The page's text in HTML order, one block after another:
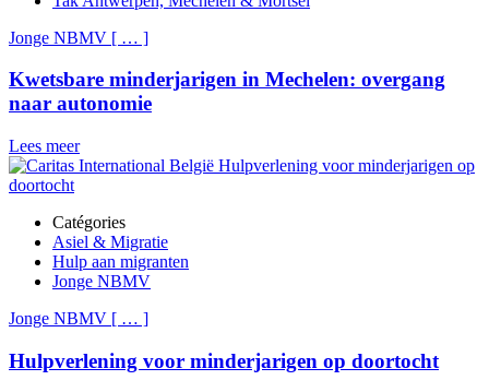
Jonge NBMV [ … ]
Kwetsbare minderjarigen in Mechelen: overgang
naar autonomie
Lees meer
Catégories
Asiel & Migratie
Hulp aan migranten
Jonge NBMV
Jonge NBMV [ … ]
Hulpverlening voor minderjarigen op doortocht